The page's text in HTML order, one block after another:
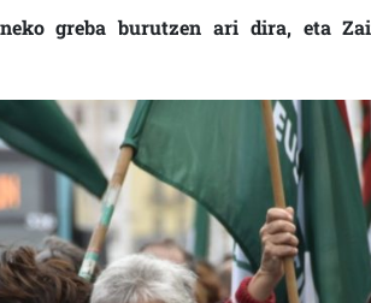
greba burutzen ari dira, eta